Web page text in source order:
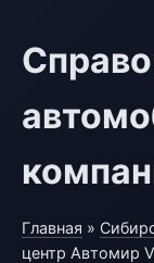
Главная »
центр Автомир